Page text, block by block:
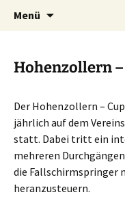
e.V.
Menü
Hohenzollern –
Der Hohenzollern –
jährlich auf dem
statt. Dabei tritt ein
mehreren
die Fallschirmspringer
heranzusteuern.